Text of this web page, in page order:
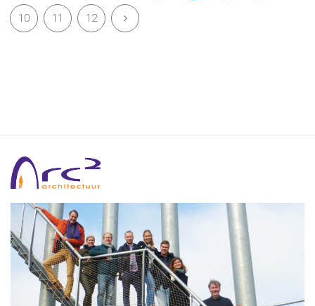
10 11 12